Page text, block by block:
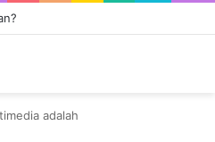
adalah